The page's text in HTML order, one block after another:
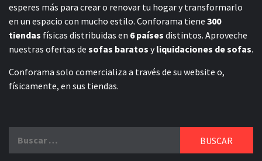
esperes más para crear o renovar tu hogar y transformarlo
en un espacio con mucho estilo. Conforama tiene 300
tiendas físicas distribuidas en 6 países distintos. Aproveche
nuestras ofertas de sofas baratos yliquidaciones de sofas.
Conforama solo comercializa a través de su website o,
físicamente, en sus tiendas.